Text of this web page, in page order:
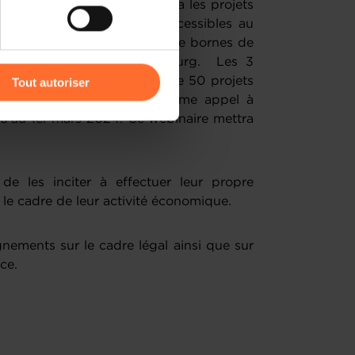
Tout autoriser
cette aide soutiendra les projets
de charge accessibles au
d’un plus grand réseau de bornes de
de charge au Luxembourg. Les 3
permis de financer plus de 50 projets
de 49.5 MW. Un quatrième appel à
1er mars 2024. Ce webinaire mettra
les inciter à effectuer leur propre
cadre de leur activité économique.
sur le cadre légal ainsi que sur